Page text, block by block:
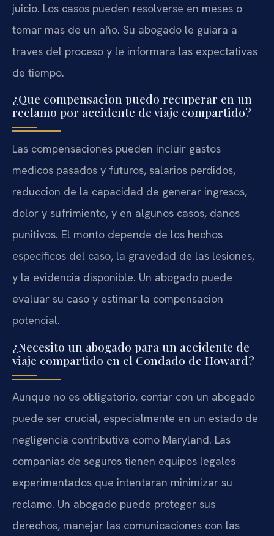
juicio. Los casos pueden resolverse en meses o
tomar mas de un año. Su abogado le guiara a
traves del proceso y le informara las expectativas
de tiempo.
¿Que compensacion puedo recuperar en un
reclamo por accidente de viaje compartido?
Las compensaciones pueden incluir gastos
medicos pasados y futuros, salarios perdidos,
reduccion de la capacidad de generar ingresos,
dolor y sufrimiento, y en algunos casos, danos
punitivos. El monto depende de los hechos
especificos del caso, la gravedad de las lesiones,
y la evidencia disponible. Un abogado puede
evaluar su caso y estimar la compensacion
potencial.
¿Necesito un abogado para un accidente de
viaje compartido en el Condado de Howard?
Aunque no es obligatorio, contar con un abogado
puede ser crucial, especialmente en un estado de
negligencia contributiva como Maryland. Las
companias de seguros tienen equipos legales
experimentados que intentaran minimizar su
reclamo. Un abogado puede proteger sus
derechos, manejar las comunicaciones con las